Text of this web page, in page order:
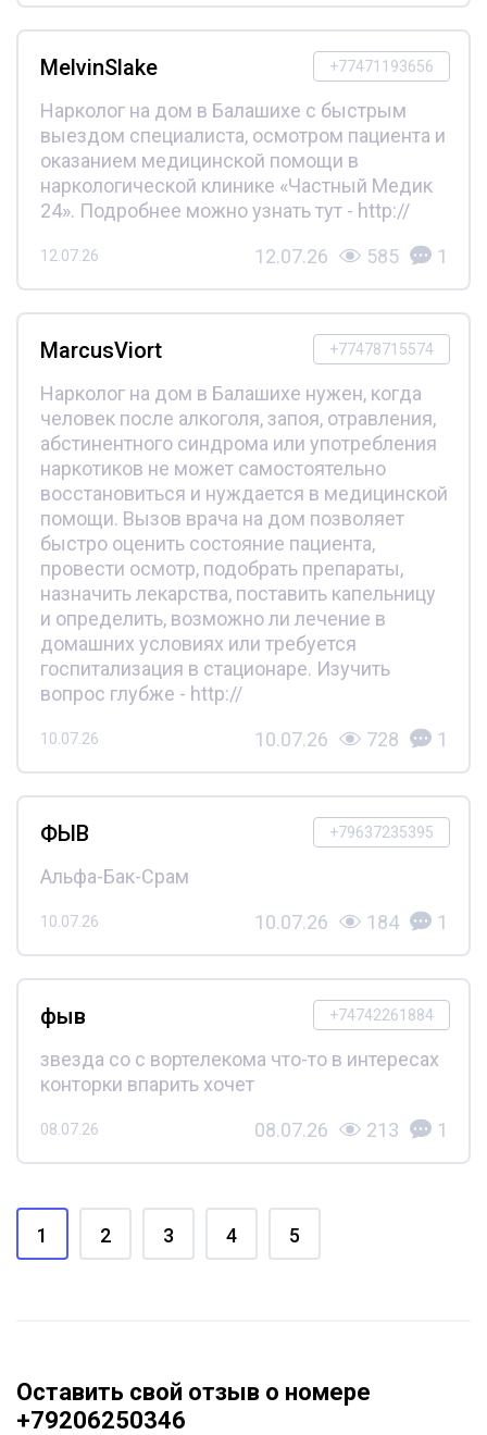
+77471193656
MelvinSlake
Нарколог на дом в Балашихе с быстрым
выездом специалиста, осмотром пациента и
оказанием медицинской помощи в
наркологической клинике «Частный Медик
24». Подробнее можно узнать тут - http://
12.07.26 12.07.26 585 1
+77478715574
MarcusViort
Нарколог на дом в Балашихе нужен, когда
человек после алкоголя, запоя, отравления,
абстинентного синдрома или употребления
наркотиков не может самостоятельно
восстановиться и нуждается в медицинской
помощи. Вызов врача на дом позволяет
быстро оценить состояние пациента,
провести осмотр, подобрать препараты,
назначить лекарства, поставить капельницу
и определить, возможно ли лечение в
домашних условиях или требуется
госпитализация в стационаре. Изучить
вопрос глубже - http://
10.07.26 10.07.26 728 1
+79637235395
ФЫВ
Альфа-Бак-Срам
10.07.26 10.07.26 184 1
+74742261884
фыв
звезда со с вортелекома что-то в интересах
конторки впарить хочет
08.07.26 08.07.26 213 1
1 2 3 4 5
Оставить свой отзыв о номере
+79206250346